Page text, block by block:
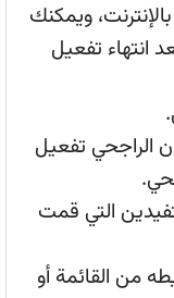
ويمكنك
انتهاء تفعيل
الراجحي تفعيل
التي قمت
من القائمة أو